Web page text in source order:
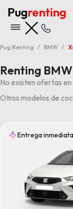
Pug Renting BMW
Renting
No existen ofertas
Otros modelos de
Entrega inmediata